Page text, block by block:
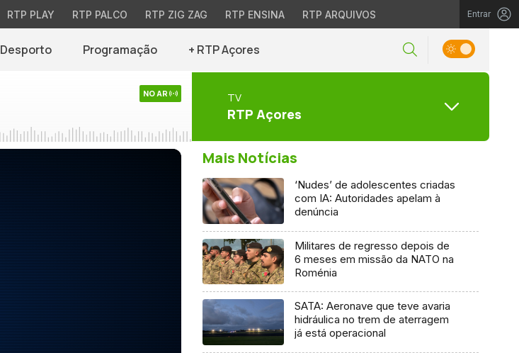
RTP PLAY RTP PALCO RTP ZIG ZAG RTP ENSINA RTP ARQUIVOS Entrar
Desporto Programação + RTP Açores
NO AR TV
RTP Açores
Mais Notícias
‘Nudes’ de adolescentes criadas
com IA: Autoridades apelam à
denúncia
Militares de regresso depois de
6 meses em missão da NATO na
Roménia
SATA: Aeronave que teve avaria
hidráulica no trem de aterragem
já está operacional